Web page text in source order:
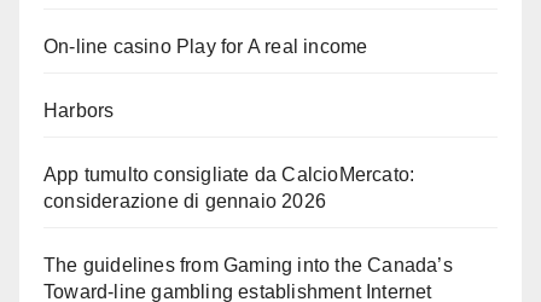
On-line casino Play for A real income
Harbors
App tumulto consigliate da CalcioMercato:
considerazione di gennaio 2026
The guidelines from Gaming into the Canada’s
Toward-line gambling establishment Internet